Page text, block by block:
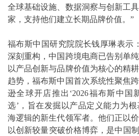
全球基础设施、数据洞察与创新工
家，支持他们建立长期品牌价值。”
福布斯中国研究院院长钱厚琳表示
深刻重构，中国跨境电商已告别单
以产品创新与品牌价值为核心的精
趋势，福布斯中国首次系统性聚焦
逊全球开店推出‘2026福布斯中国
选’，旨在发掘以产品定义能力为
海逻辑的新生代领军者。他们正以
以创新较量突破价格博弈，是中国